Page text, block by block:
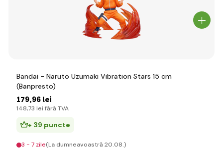
Bandai - Naruto Uzumaki Vibration Stars 15 cm
(Banpresto)
179,96 lei
148,73 lei fără TVA
+ 39 puncte
3 - 7 zile(La dumneavoastră 20.08.)